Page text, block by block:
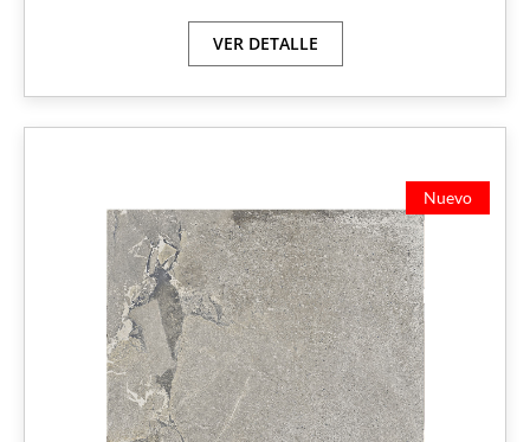
VER DETALLE
Nuevo